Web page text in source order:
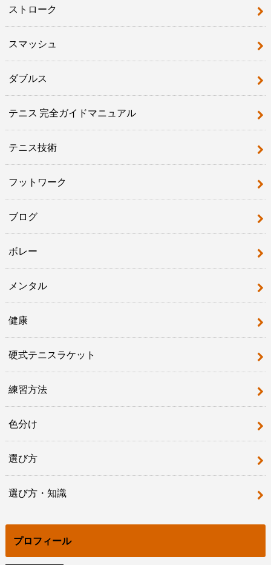
ストローク
スマッシュ
ダブルス
テニス 完全ガイドマニュアル
テニス技術
フットワーク
ブログ
ボレー
メンタル
健康
硬式テニスラケット
練習方法
色分け
選び方
選び方・知識
プロフィール